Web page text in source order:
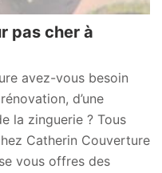
pas cher à
avez-vous besoin
d’une
la zinguerie ? Tous
Catherin Couverture
vous offres des